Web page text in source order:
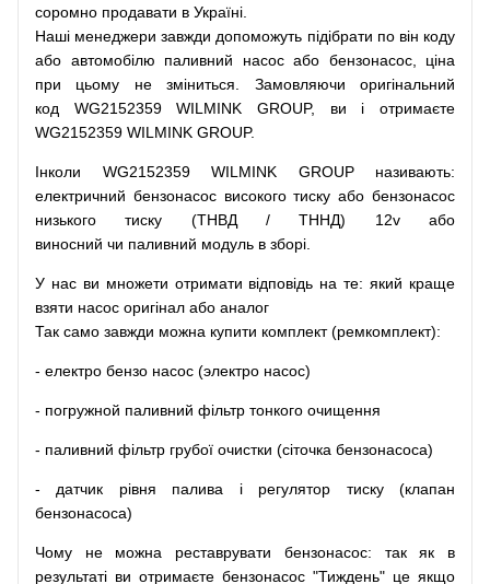
соромно продавати в Україні.
Наші менеджери завжди допоможуть підібрати по він коду
або автомобілю паливний насос або бензонасос,
ціна
при
цьому не зміниться Замовляючи
оригінальний
код WG2152359 WILMINK GROUP, ви і отримаєте
WG2152359 WILMINK GROUP.
Інколи WG2152359 WILMINK GROUP називають:
електричний бензонасос високого тиску або бензонасос
низького
тиску (ТНВД / ТННД) 12v
або
виносний чи паливний модуль в зборі
У нас ви множети отримати відповідь на те: який краще
взяти насос оригінал або аналог
Так само завжди можна купити комплект (ремкомплект):
- електро бензо насос (электро насос)
- погружной паливний фільтр тонкого очищення
- паливний фільтр грубої очистки (сіточка бензонасоса)
- датчик рівня палива і регулятор тиску (клапан
бензонасоса)
Чому не можна реставрувати бензонасос: так як
в
результаті ви отримаєте бензонасос "Тиждень" це якщо